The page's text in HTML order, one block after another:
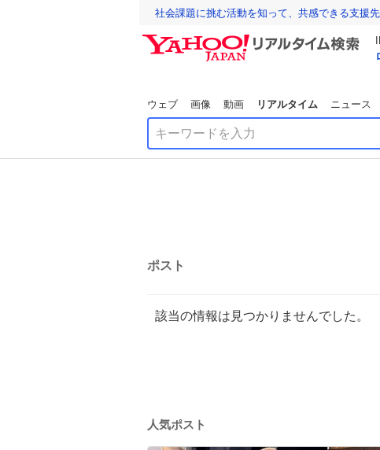
社会課題に挑む活動を知って、共感できる支援
ウェブ 画像 動画 リアルタイム ニュース
ポスト
該当の情報は見つかりませんでした。
人気ポスト